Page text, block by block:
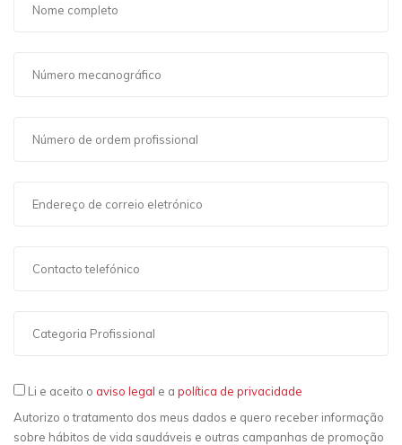
Li e aceito o aviso legal e a política de privacidade
Autorizo o tratamento dos meus dados e quero receber informação
sobre hábitos de vida saudáveis ​​e outras campanhas de promoção